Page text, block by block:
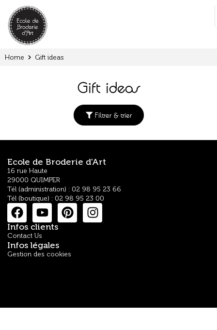
:
Home Gift ideas
Gift ideas
Filtrer & trier
Ecole de Broderie d'Art
16 rue Haute
29000 QUIMPER
Tél (administration) : 02 98 95 23 66
Tél (boutique) : 02 98 95 23 00
Infos clients
Contact Us
Infos légales
Gestion des cookies
Cookies management panel